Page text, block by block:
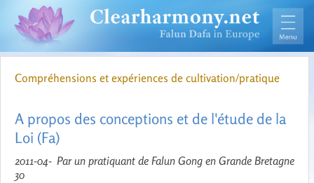
Compréhensions et expériences de cultivation/pratique
A propos des conceptions et de l'étude de la
Loi (Fa)
Par un pratiquant de Falun Gong en Grande Bretagne
2011-04-
30